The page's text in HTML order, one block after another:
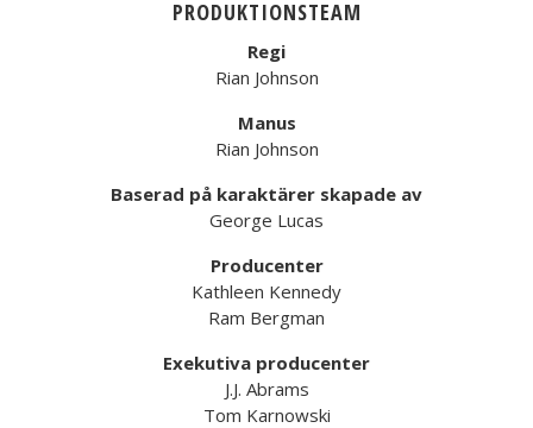
PRODUKTIONSTEAM
Regi
Rian Johnson
Manus
Rian Johnson
Baserad på karaktärer skapade av
George Lucas
Producenter
Kathleen Kennedy
Ram Bergman
Exekutiva producenter
J.J. Abrams
Tom Karnowski